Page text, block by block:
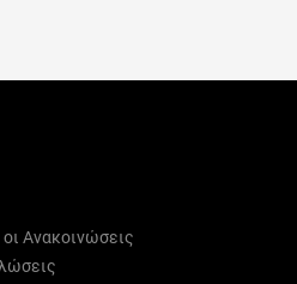
Ανακοινώσεις